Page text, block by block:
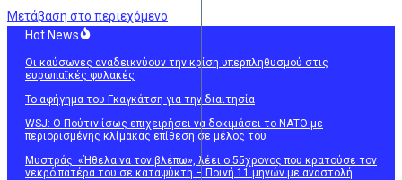
Μετάβαση στο περιεχόμενο
Hot News
Οι καύσωνες αναδεικνύουν την κρίση υπερπληθυσμού στις
ευρωπαϊκές φυλακές
Το αφήγημα του Γκαγκάτση για την διαιτησία
WSJ: Ο Πούτιν ίσως επιχειρήσει να δοκιμάσει το ΝΑΤΟ με
περιορισμένης κλίμακας επίθεση σε μέλος του
Μυστράς: «Ήθελα να τον βλέπω», λέει ο 55χρονος που κρατούσε τον
νεκρό πατέρα του σε καταψύκτη – Ποινή 11 μηνών με αναστολή